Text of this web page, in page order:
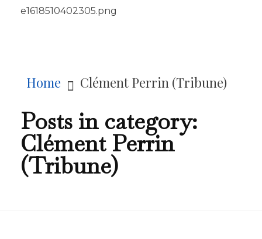
Home Clément Perrin (Tribune)
Posts in category:
Clément Perrin
(Tribune)